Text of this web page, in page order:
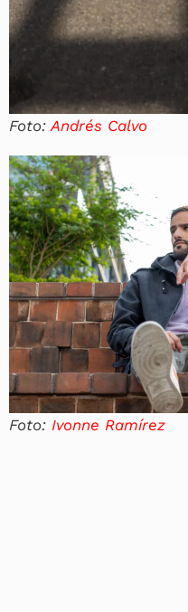
Foto: Andrés Calvo
Foto: Ivonne Ramírez